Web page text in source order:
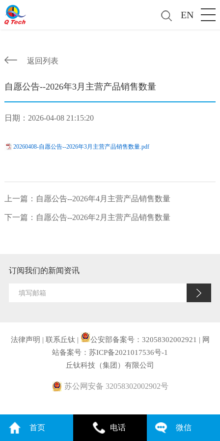
EN
返回列表
自愿公告--2026年3月主营产品销售数量
日期：2026-04-08 21:15:20
20260408-自愿公告--2026年3月主营产品销售数量.pdf
上一篇： 自愿公告--2026年4月主营产品销售数量
下一篇： 自愿公告--2026年2月主营产品销售数量
订阅我们的新闻资讯
法律声明 | 联系丘钛| 公安部备案号：32058302002921 | 网
站备案号：苏ICP备2021017536号-1
丘钛科技（集团）有限公司
苏公网安备 32058302002902号
首页 电话 微信